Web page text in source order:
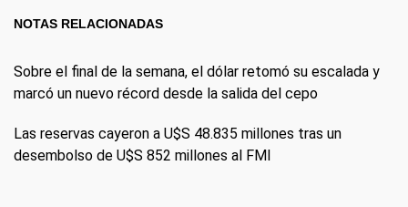
NOTAS RELACIONADAS
Sobre el final de la semana, el dólar retomó su escalada y
marcó un nuevo récord desde la salida del cepo
Las reservas cayeron a U$S 48.835 millones tras un
desembolso de U$S 852 millones al FMI